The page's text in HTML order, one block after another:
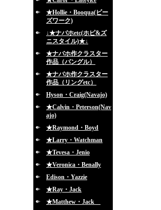
★Hollie・Booqua(ビー
ズワーク)
↓★ナバホetc(ホピ&ズ
ニスタイル)★↓
★ナバホ作クラスター
作品（バングル）
★ナバホ作クラスター
作品（リングetc）
Hyson・Craig(Navajo)
★Calvin・Peterson(Nav
ajo)
★Raymond・Boyd
★Larry・Watchman
★Tevesa・Jenio
★Veronica・Benally
Edison・Yazzie
★Ray・Jack
★Matthew・Jack